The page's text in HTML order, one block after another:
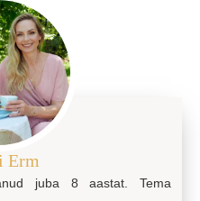
Erm
juba 8 aastat. Tema